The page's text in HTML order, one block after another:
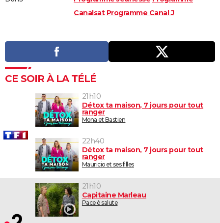
Canalsat Programme Canal J
CE SOIR À LA TÉLÉ
21h10
Détox ta maison, 7 jours pour tout
ranger
Mona et Bastien
22h40
Détox ta maison, 7 jours pour tout
ranger
Mauricio et ses filles
21h10
Capitaine Marleau
Pace è salute